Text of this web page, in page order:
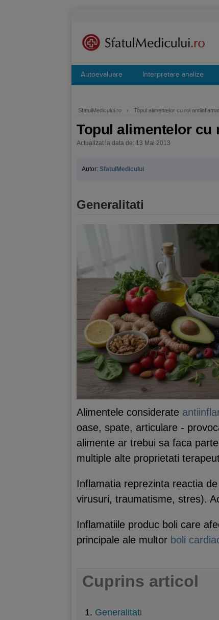
Autoevaluare Interpretare analize
SfatulMedicului.ro › Topul alimentelor cu rol
Topul alimentelor cu
Actualizat la data de: 13 Mai 2013
Autor: SfatulMedicului
Generalitati
Alimentele considerate
oase, spate, articulare -
alimente ar trebui sa faca
multiple alte proprietati
Inflamatia reprezinta reactia
virusuri, traumatisme, stres).
Inflamatiile produc boli care
principale ale multor boli
Cuprins articol
Generalitati